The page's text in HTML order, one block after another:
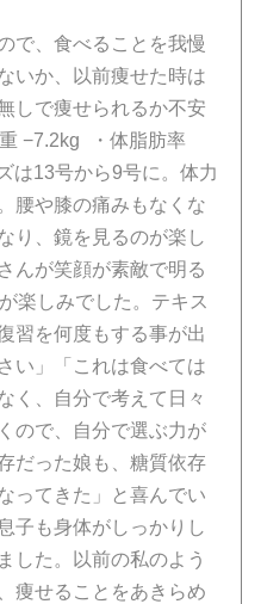
で、食べることを我慢
いか、以前痩せた時は
しで痩せられるか不安
−7.2kg ・体脂肪率
は13号から9号に。体力
腰や膝の痛みもなくな
り、鏡を見るのが楽し
んが笑顔が素敵で明る
楽しみでした。テキス
習を何度もする事が出
い」「これは食べては
く、自分で考えて日々
ので、自分で選ぶ力が
だった娘も、糖質依存
ってきた」と喜んでい
子も身体がしっかりし
した。以前の私のよう
痩せることをあきらめ